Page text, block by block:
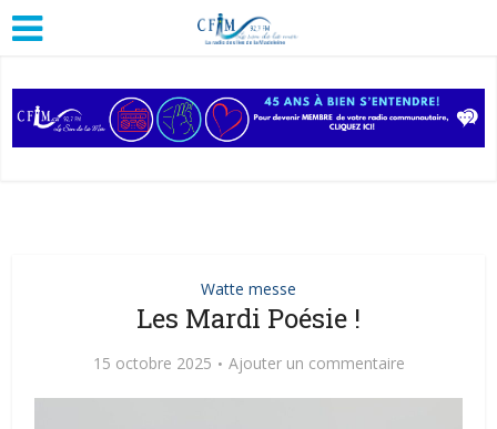
Watte messe
Les Mardi Poésie !
15 octobre 2025 Ajouter un commentaire